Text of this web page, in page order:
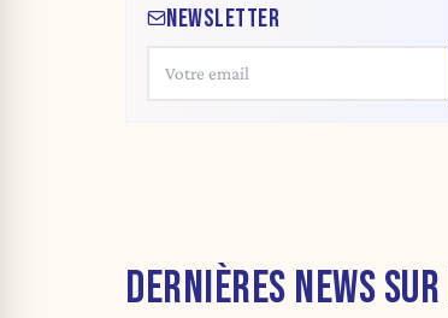
NEWSLETTER
DERNIÈRES NEWS SUR